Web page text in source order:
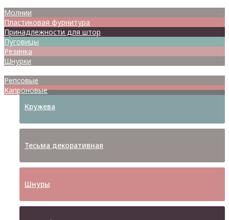
Молнии
Пластиковая фурнитура
Принадлежности для штор
Пуговицы
Резинка
Шнурки
Репсовые
Капроновые
Кружева
Тесьма декоративная
Шнуры